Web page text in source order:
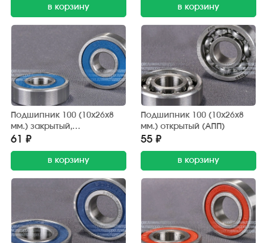
в корзину в корзину
Подшипник 100 (10х26х8
мм.) закрытый,
обрезиненный (АПП)
61 ₽
в корзину
Подшипник 100 (10х26х8
мм.) открытый (АПП)
55 ₽
в корзину